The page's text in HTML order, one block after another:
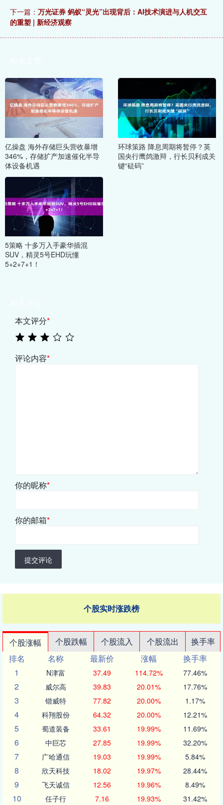
下一篇： 万光证券 蚂蚁“灵光”出现背后：AI技术演进与人机交互
的重塑 | 新经济观察
亿操盘 海外存储巨头营收暴增
346%，存储扩产加速催化半导
体设备机遇
环球策路 降息周期将暂停？英
国央行鹰鸽激辩，行长贝利成关
键“砝码”
5策略 十多万入手豪华插混
SUV，精灵5号EHD玩懂
5+2+7+1！
本文评分*
评论内容*
你的昵称*
你的邮箱*
提交评论
个股实时涨跌榜
个股涨幅 个股跌幅 个股流入 个股流出
换手率
排名
名称 最新价 涨幅
换手率
1
N津富 37.49 114.72% 77.46%
2 威尔高 39.83 20.01% 17.76%
3 锴威特 77.82 20.00% 1.17%
4 科翔股份 64.32 20.00% 12.21%
5 蜀道装备 33.61 19.99% 11.69%
6 中巨芯 27.85 19.99% 32.20%
7 广哈通信 19.03 19.99% 5.84%
8 欣天科技 18.02 19.97% 28.44%
9 飞天诚信 12.56 19.96% 8.49%
10 任子行 7.16 19.93% 31.42%